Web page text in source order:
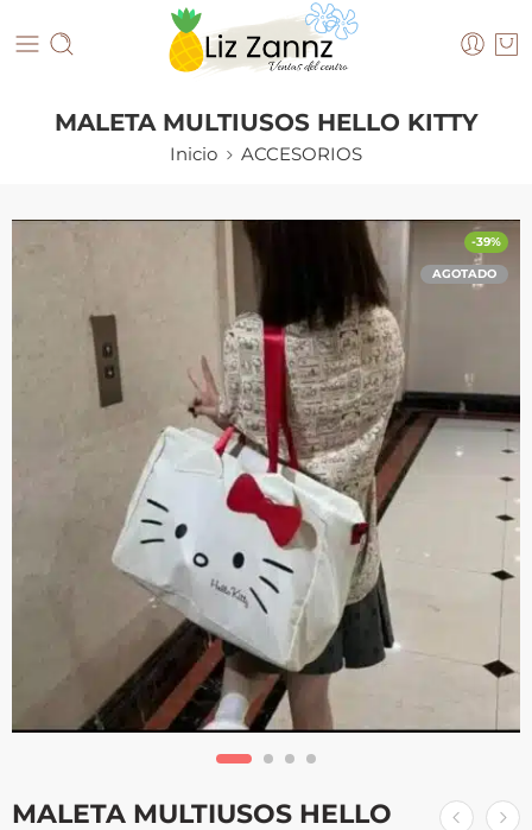
MALETA MULTIUSOS HELLO KITTY
Inicio ACCESORIOS
-39%
AGOTADO
MALETA MULTIUSOS HELLO